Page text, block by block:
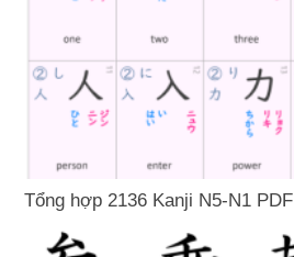
Tổng hợp 2136 Kanji N5-N1 PDF